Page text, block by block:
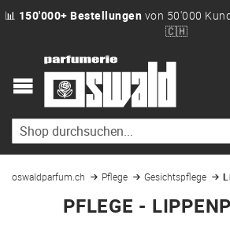
📊 150'000+ Bestellungen von 50'000
🇨🇭
oswaldparfum.ch Pflege Gesichtspflege
PFLEGE -